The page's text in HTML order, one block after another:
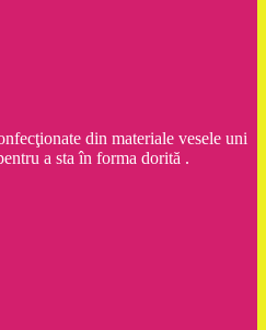
din materiale vesele uni
a sta în forma dorită .